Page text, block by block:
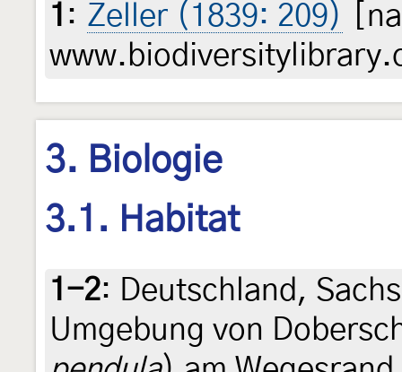
1 : Zeller (1839: 209)
3. Biologie
3.1. Habitat
1-2: Deutschland,
Umgebung von